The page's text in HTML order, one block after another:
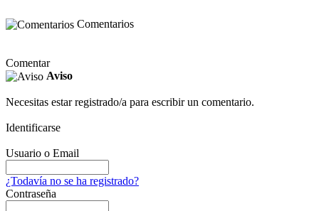
Comentarios
Comentar
Aviso
Necesitas estar registrado/a para escribir un comentario.
Identificarse
Usuario o Email
¿Todavía no se ha registrado?
Contraseña